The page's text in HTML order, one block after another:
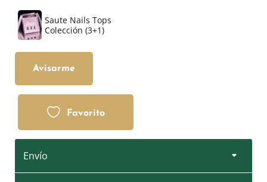
Saute Nails Tops
Colección (3+1)
Avisarme
Favorito
Envío